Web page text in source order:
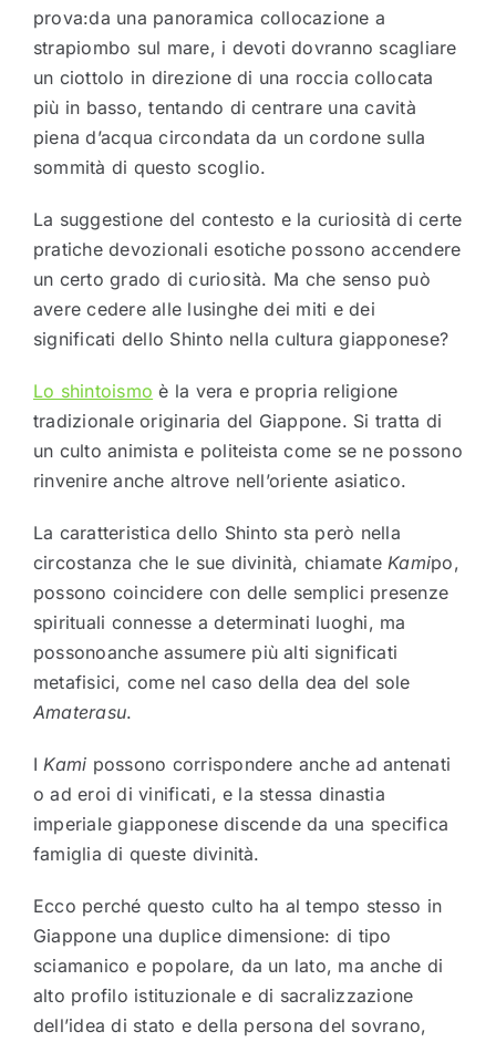
prova:da una panoramica collocazione a
strapiombo sul mare, i devoti dovranno scagliare
un ciottolo in direzione di una roccia collocata
più in basso, tentando di centrare una cavità
piena d’acqua circondata da un cordone sulla
sommità di questo scoglio.
La suggestione del contesto e la curiosità di certe
pratiche devozionali esotiche possono accendere
un certo grado di curiosità. Ma che senso può
avere cedere alle lusinghe dei miti e dei
significati dello Shinto nella cultura giapponese?
Lo shintoismo è la vera e propria religione
tradizionale originaria del Giappone. Si tratta di
un culto animista e politeista come se ne possono
rinvenire anche altrove nell’oriente asiatico.
La caratteristica dello Shinto sta però nella
circostanza che le sue divinità, chiamate Kamipo,
possono coincidere con delle semplici presenze
spirituali connesse a determinati luoghi, ma
possonoanche assumere più alti significati
metafisici, come nel caso della dea del sole
Amaterasu.
I Kami possono corrispondere anche ad antenati
o ad eroi di vinificati, e la stessa dinastia
imperiale giapponese discende da una specifica
famiglia di queste divinità.
Ecco perché questo culto ha al tempo stesso in
Giappone una duplice dimensione: di tipo
sciamanico e popolare, da un lato, ma anche di
alto profilo istituzionale e di sacralizzazione
dell’idea di stato e della persona del sovrano,